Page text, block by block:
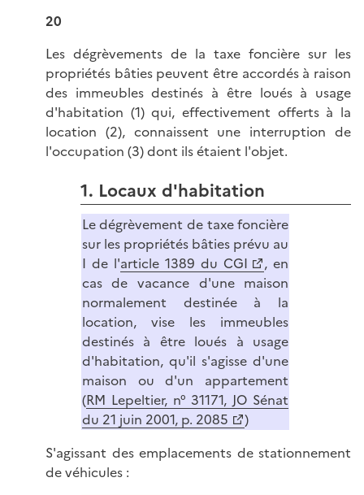
20
Les dégrèvements de la taxe foncière sur les
propriétés bâties peuvent être accordés à raison
des immeubles destinés à être loués à usage
d'habitation (1) qui, effectivement offerts à la
location (2), connaissent une interruption de
l'occupation (3) dont ils étaient l'objet.
1. Locaux d'habitation
Le dégrèvement de taxe foncière
sur les propriétés bâties prévu au
I de l'article 1389 du CGI
, en
cas de vacance d'une maison
normalement destinée à la
location, vise les immeubles
destinés à être loués à usage
d'habitation, qu'il s'agisse d'une
maison ou d'un appartement
(RM Lepeltier, n° 31171, JO Sénat
du 21 juin 2001, p. 2085
)
S'agissant des emplacements de stationnement
de véhicules :